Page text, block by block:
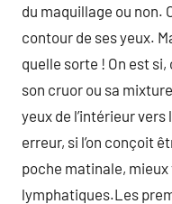
du maquillage ou non.
contour de ses yeux.
quelle sorte ! On est
son cruor ou sa
yeux de l’intérieur vers
erreur, si l’on conçoit
poche matinale,
lymphatiques.Les